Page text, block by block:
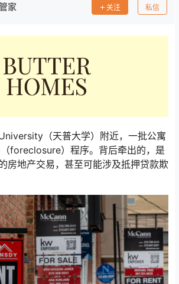
家 关注 私信
（天普大学）附近，一批公寓
foreclosure）程序。背后牵出的，是
房地产交易，甚至可能涉及抵押贷款欺